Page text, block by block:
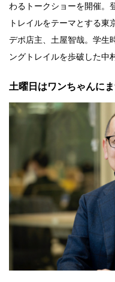
わるトークショーを開催。
トレイルをテーマとする
デポ店主、土屋智哉。学生
ングトレイルを歩破した中
土曜日はワンちゃんに